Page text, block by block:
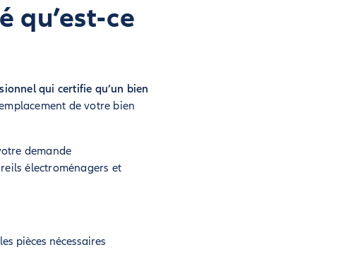
qu’est-ce
qui certifie qu’un bien
de votre bien
demande
électroménagers et
pièces nécessaires